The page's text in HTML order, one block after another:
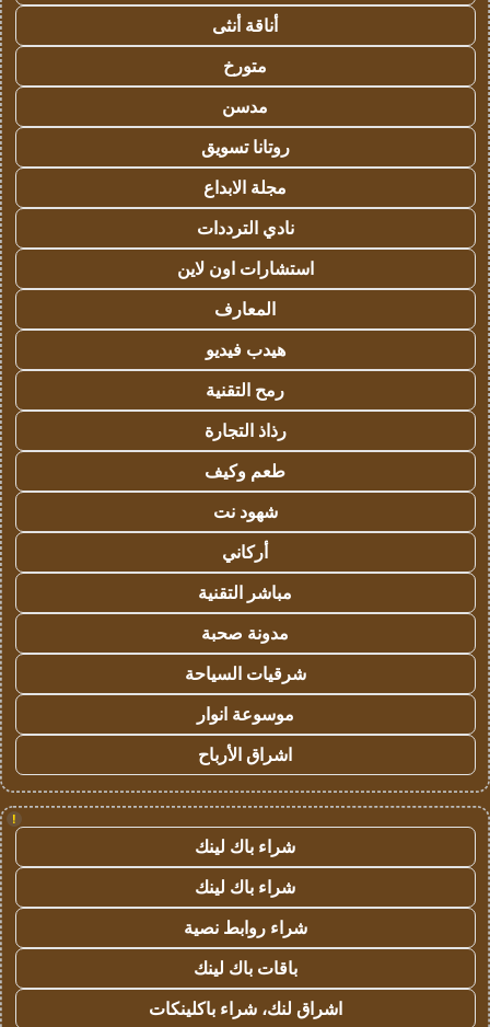
أناقة أنثى
متورخ
مدسن
روتانا تسويق
مجلة الابداع
نادي الترددات
استشارات اون لاين
المعارف
هيدب فيديو
رمح التقنية
رذاذ التجارة
طعم وكيف
شهود نت
أركاني
مباشر التقنية
مدونة صحبة
شرقيات السياحة
موسوعة انوار
اشراق الأرباح
!
شراء باك لينك
شراء باك لينك
شراء روابط نصية
باقات باك لينك
اشراق لنك، شراء باكلينكات